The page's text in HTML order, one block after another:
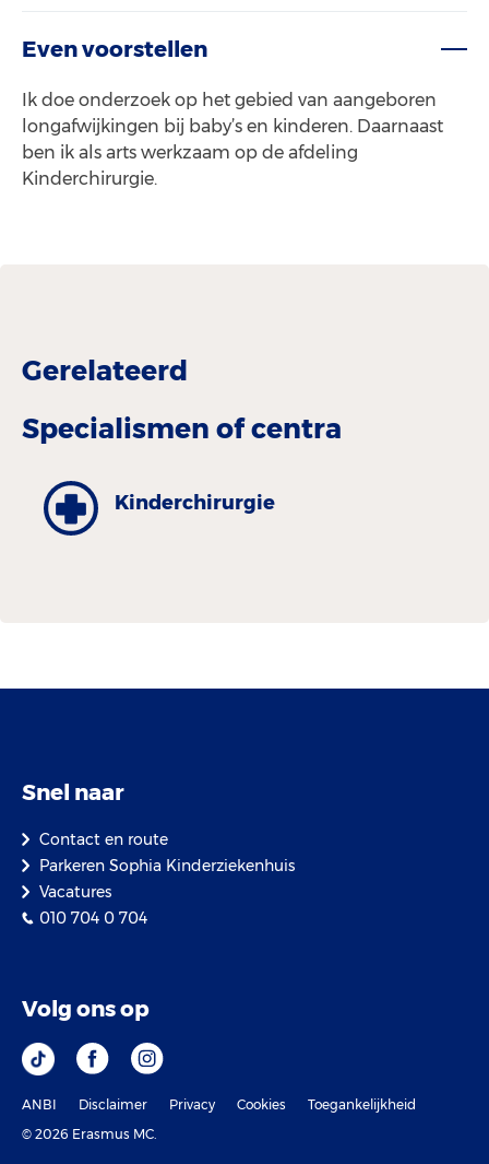
Even voorstellen
Ik doe onderzoek op het gebied van aangeboren
longafwijkingen bij baby’s en kinderen. Daarnaast
ben ik als arts werkzaam op de afdeling
Kinderchirurgie.
Gerelateerd
Specialismen of centra
Kinder­chirurgie
Snel naar
Contact en route
Parkeren Sophia Kinderziekenhuis
Vacatures
010 704 0 704
Volg ons op
ANBI Disclaimer Privacy Cookies
Toegankelijkheid
© 2026 Erasmus MC.